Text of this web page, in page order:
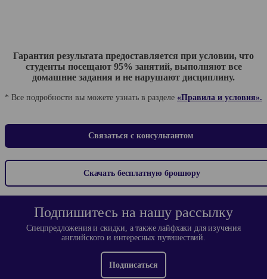
Гарантия результата предоставляется при условии, что
студенты посещают 95% занятий, выполняют все
домашние задания и не нарушают дисциплину.
* Все подробности вы можете узнать в разделе «Правила и условия».
Связаться с консультантом
Скачать бесплатную брошюру
Подпишитесь на нашу рассылку
Спецпредложения и скидки, а также лайфхаки для изучения
английского и интересных путешествий.
Подписаться